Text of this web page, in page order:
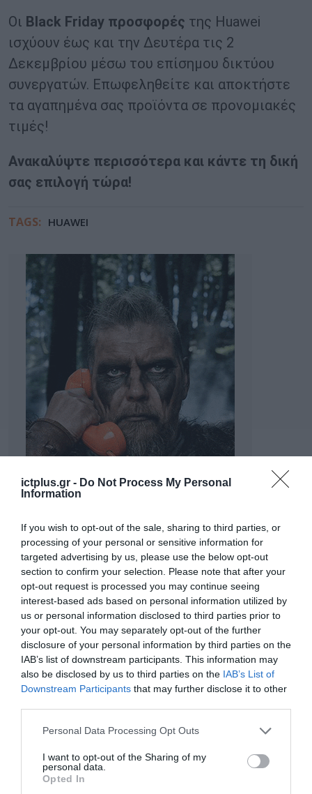
ictplus.gr - Do Not Process My Personal
Information
If you wish to opt-out of the sale, sharing to third parties, or
processing of your personal or sensitive information for
targeted advertising by us, please use the below opt-out
section to confirm your selection. Please note that after your
opt-out request is processed you may continue seeing
interest-based ads based on personal information utilized by
us or personal information disclosed to third parties prior to
your opt-out. You may separately opt-out of the further
disclosure of your personal information by third parties on the
IAB’s list of downstream participants. This information may
also be disclosed by us to third parties on the IAB’s List of
Downstream Participants that may further disclose it to other
Please note that this website/app uses one or more Google
not limited to your visit or usage behaviour. You may click to
grant or deny consent to Google and its third-party tags to
use your data for below specified purposes in below Google
Personal Data Processing Opt Outs
I want to opt-out of the Sharing of my
personal data.
Opted In
Οι Black Friday προσφορές της Huawei
ισχύουν έως και την Δευτέρα τις 2
Δεκεμβρίου μέσω του επίσημου δικτύου
συνεργατών. Επωφεληθείτε και αποκτήστε
τα αγαπημένα σας προϊόντα σε προνομιακές
τιμές!
Ανακαλύψτε περισσότερα και κάντε τη δική
σας επιλογή τώρα!
TAGS: HUAWEI
ΡΟΗ ΕΙΔΗΣΕΩΝ
Το χρηματοδοτούμενο
Gaming Police”
ενισχύει την ασφάλεια
των παιδιών στο
31.07.2026